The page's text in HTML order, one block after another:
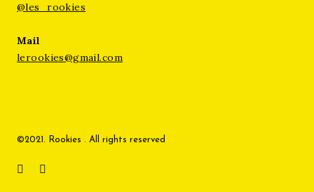
@les_rookies
Mail
lerookies@gmail.com
©2021. Rookies . All rights reserved
Instagram